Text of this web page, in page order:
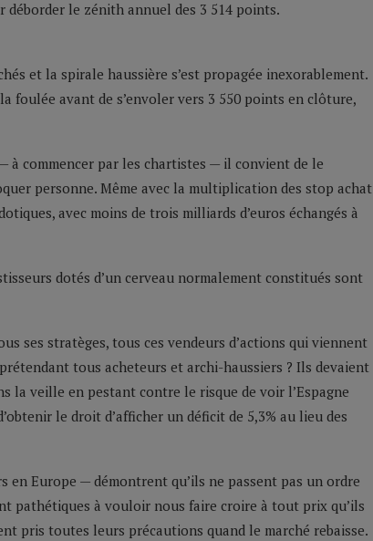
déborder le zénith annuel des 3 514 points.
et la spirale haussière s’est propagée inexorablement.
foulée avant de s’envoler vers 3 550 points en clôture,
à commencer par les chartistes — il convient de le
personne. Même avec la multiplication des stop achat
avec moins de trois milliards d’euros échangés à
dotés d’un cerveau normalement constitués sont
ses stratèges, tous ces vendeurs d’actions qui viennent
tous acheteurs et archi-haussiers ? Ils devaient
la veille en pestant contre le risque de voir l’Espagne
le droit d’afficher un déficit de 5,3% au lieu des
Europe — démontrent qu’ils ne passent pas un ordre
pathétiques à vouloir nous faire croire à tout prix qu’ils
pris toutes leurs précautions quand le marché rebaisse.